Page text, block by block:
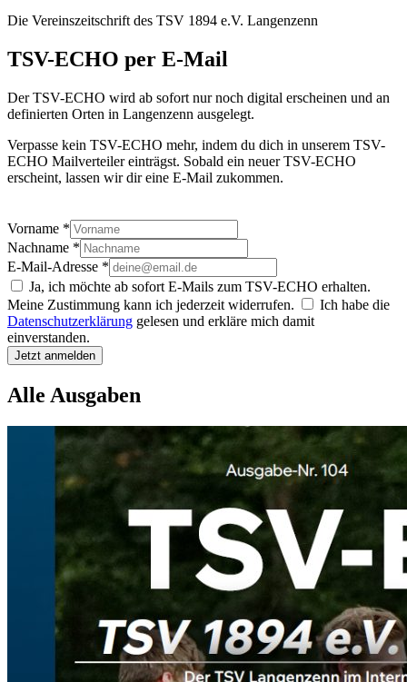
Die Vereinszeitschrift des TSV 1894 e.V. Langenzenn
TSV-ECHO per E-Mail
Der TSV-ECHO wird ab sofort nur noch digital erscheinen und an
definierten Orten in Langenzenn ausgelegt.
Verpasse kein TSV-ECHO mehr, indem du dich in unserem TSV-
ECHO Mailverteiler einträgst. Sobald ein neuer TSV-ECHO
erscheint, lassen wir dir eine E-Mail zukommen.
Vorname *
Nachname *
E-Mail-Adresse *
Ja, ich möchte ab sofort E-Mails zum TSV-ECHO erhalten.
Meine Zustimmung kann ich jederzeit widerrufen.
Ich habe die
Datenschutzerklärung gelesen und erkläre mich damit
einverstanden.
Jetzt anmelden
Alle Ausgaben